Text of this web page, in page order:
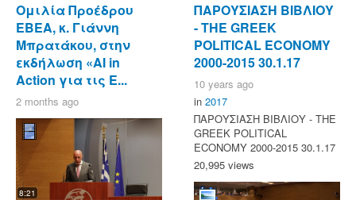
Ομιλία Προέδρου
ΕΒΕΑ, κ. Γιάννη
Μπρατάκου, στην
εκδήλωση «AI in
Action για τις Ε...
2 months ago
8:21
ΠΑΡΟΥΣΙΑΣΗ ΒΙΒΛΙΟΥ
- ΤΗΕ GREEK
POLITICAL ECONOMY
2000-2015 30.1.17
10 years ago
in 2017
ΠΑΡΟΥΣΙΑΣΗ ΒΙΒΛΙΟΥ - ΤΗΕ
GREEK POLITICAL
ECONOMY 2000-2015 30.1.17
20,995 views